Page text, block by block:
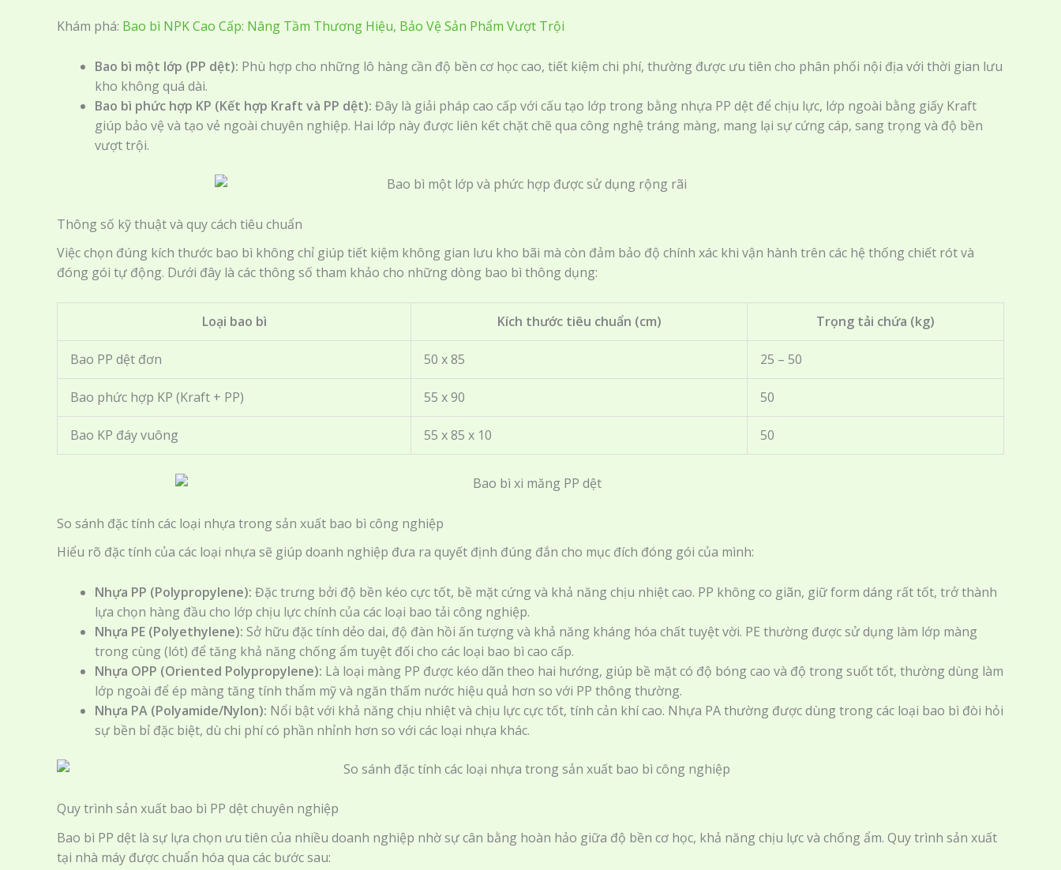
Khám phá: Bao bì NPK Cao Cấp: Nâng Tầm Thương Hiệu, Bảo Vệ Sản Phẩm Vượt Trội
Bao bì một lớp (PP dệt): Phù hợp cho những lô hàng cần độ bền cơ học cao, tiết kiệm chi phí, thường được ưu tiên cho phân phối nội địa với thời gian lưu
kho không quá dài.
Bao bì phức hợp KP (Kết hợp Kraft và PP dệt): Đây là giải pháp cao cấp với cấu tạo lớp trong bằng nhựa PP dệt để chịu lực, lớp ngoài bằng giấy Kraft
giúp bảo vệ và tạo vẻ ngoài chuyên nghiệp. Hai lớp này được liên kết chặt chẽ qua công nghệ tráng màng, mang lại sự cứng cáp, sang trọng và độ bền
vượt trội.
Thông số kỹ thuật và quy cách tiêu chuẩn
Việc chọn đúng kích thước bao bì không chỉ giúp tiết kiệm không gian lưu kho bãi mà còn đảm bảo độ chính xác khi vận hành trên các hệ thống chiết rót và
đóng gói tự động. Dưới đây là các thông số tham khảo cho những dòng bao bì thông dụng:
Loại bao bì Kích thước tiêu chuẩn (cm) Trọng tải chứa (kg)
Bao PP dệt đơn 50 x 85 25 – 50
Bao phức hợp KP (Kraft + PP) 55 x 90 50
Bao KP đáy vuông 55 x 85 x 10 50
So sánh đặc tính các loại nhựa trong sản xuất bao bì công nghiệp
Hiểu rõ đặc tính của các loại nhựa sẽ giúp doanh nghiệp đưa ra quyết định đúng đắn cho mục đích đóng gói của mình:
Nhựa PP (Polypropylene): Đặc trưng bởi độ bền kéo cực tốt, bề mặt cứng và khả năng chịu nhiệt cao. PP không co giãn, giữ form dáng rất tốt, trở thành
lựa chọn hàng đầu cho lớp chịu lực chính của các loại bao tải công nghiệp.
Nhựa PE (Polyethylene): Sở hữu đặc tính dẻo dai, độ đàn hồi ấn tượng và khả năng kháng hóa chất tuyệt vời. PE thường được sử dụng làm lớp màng
trong cùng (lót) để tăng khả năng chống ẩm tuyệt đối cho các loại bao bì cao cấp.
Nhựa OPP (Oriented Polypropylene): Là loại màng PP được kéo dãn theo hai hướng, giúp bề mặt có độ bóng cao và độ trong suốt tốt, thường dùng làm
lớp ngoài để ép màng tăng tính thẩm mỹ và ngăn thấm nước hiệu quả hơn so với PP thông thường.
Nhựa PA (Polyamide/Nylon): Nổi bật với khả năng chịu nhiệt và chịu lực cực tốt, tính cản khí cao. Nhựa PA thường được dùng trong các loại bao bì đòi hỏi
sự bền bỉ đặc biệt, dù chi phí có phần nhỉnh hơn so với các loại nhựa khác.
Quy trình sản xuất bao bì PP dệt chuyên nghiệp
Bao bì PP dệt là sự lựa chọn ưu tiên của nhiều doanh nghiệp nhờ sự cân bằng hoàn hảo giữa độ bền cơ học, khả năng chịu lực và chống ẩm. Quy trình sản xuất
tại nhà máy được chuẩn hóa qua các bước sau: